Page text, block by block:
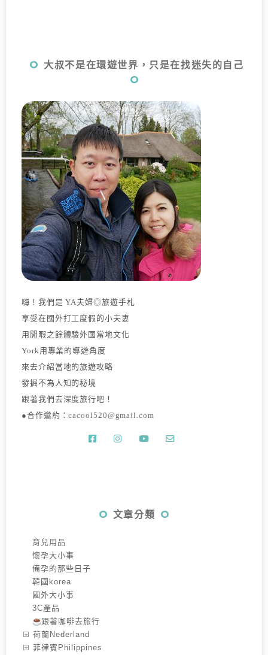
大叔不是在環遊世界，只是在找迷失的自己
嗨！我們是 YA夫婦◎旅遊手札
享受在國外打工度假的小夫妻
用閒暇之餘體驗外國當地文化
York用專業的導遊角度
來去介紹當地的旅遊攻略
發掘不為人知的秘境
跟著我們去深度旅行吧！
●合作邀約：cacool520@gmail.com
文章分類
育兒用品
懷孕大小事
備孕的那些日子
韓國korea
國外大小事
3C產品
跟著咖啡去旅行
️荷蘭Nederland
️菲律賓Philippines